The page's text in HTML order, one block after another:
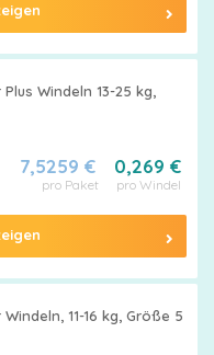
Windeln 13-25 kg,
0,269 €
pro Windel
7,5259 €
pro Paket
11-16 kg, Größe 5